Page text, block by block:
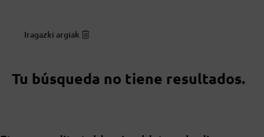
Iragazki argiak
Tu búsqueda no tiene resultados.